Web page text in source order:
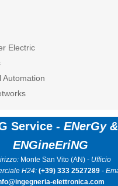
Electric
Automation
Service - ENerGy &
ENGineEriNG
Monte San Vito (AN) - Ufficio
H24: (+39) 333 2527289-
elettronica.com